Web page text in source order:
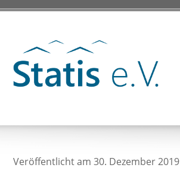
Veröffentlicht am 30. Dezember 2019